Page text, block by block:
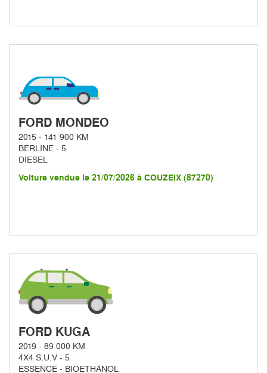
FORD MONDEO
2015 - 141 900 KM
BERLINE - 5
DIESEL
Voiture vendue le 21/07/2026 à COUZEIX (87270)
FORD KUGA
2019 - 89 000 KM
4X4 S.U.V - 5
ESSENCE - BIOETHANOL